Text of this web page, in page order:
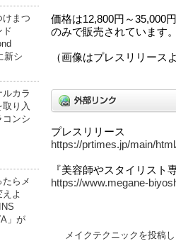
けまつ
ド
新シ
カラ
取り入
コンシ
らメ
よ
」が
価格は12,800円～35,000
のみで販売されています。
（画像はプレスリリースよ
プレスリリース
https://prtimes.jp/main/
『美容師やスタイリスト
https://www.megane-
メイクテクニックを投稿